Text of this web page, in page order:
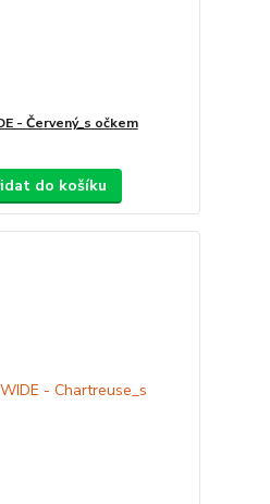
- Červený_s očkem
do košíku